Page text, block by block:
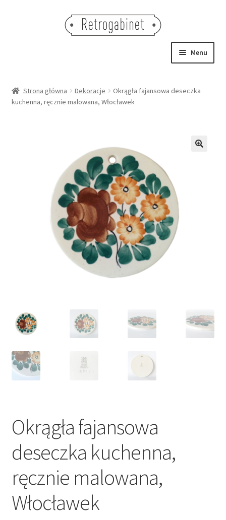
Menu
OBRAZY
OŚWIETLENIE
Strona główna Dekoracje
Okrągła fajansowa deseczka
kuchenna, ręcznie malowana, Włocławek
Okrągła fajansowa
deseczka kuchenna,
ręcznie malowana,
Włocławek